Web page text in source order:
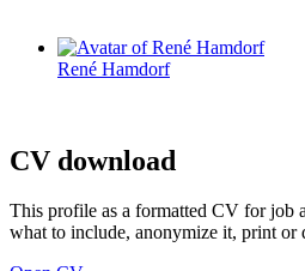
René Hamdorf
CV download
This profile as a formatted CV for job
what to include, anonymize it, print or